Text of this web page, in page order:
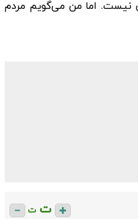
نیست. اما من می‌گویم مردم
ت ت